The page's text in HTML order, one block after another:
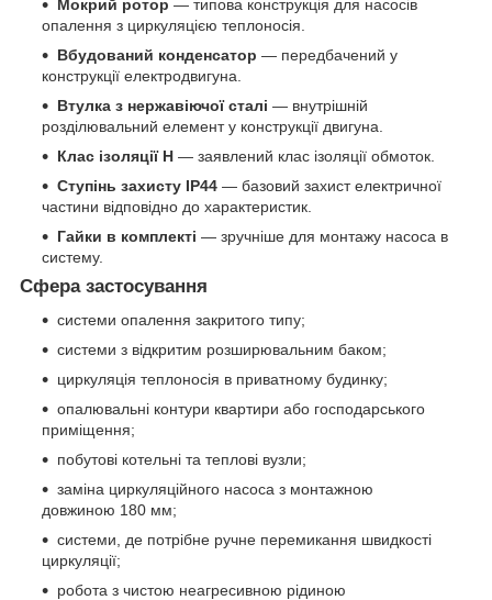
Мокрий ротор — типова конструкція для насосів
опалення з циркуляцією теплоносія.
Вбудований конденсатор — передбачений у
конструкції електродвигуна.
Втулка з нержавіючої сталі — внутрішній
розділювальний елемент у конструкції двигуна.
Клас ізоляції H — заявлений клас ізоляції обмоток.
Ступінь захисту IP44 — базовий захист електричної
частини відповідно до характеристик.
Гайки в комплекті — зручніше для монтажу насоса в
систему.
Сфера застосування
системи опалення закритого типу;
системи з відкритим розширювальним баком;
циркуляція теплоносія в приватному будинку;
опалювальні контури квартири або господарського
приміщення;
побутові котельні та теплові вузли;
заміна циркуляційного насоса з монтажною
довжиною 180 мм;
системи, де потрібне ручне перемикання швидкості
циркуляції;
робота з чистою неагресивною рідиною